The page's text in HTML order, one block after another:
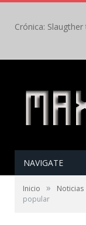
NAVIGATE
Inicio » Noticias
popular